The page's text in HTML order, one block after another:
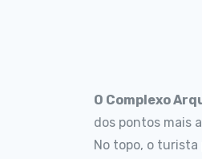
O Complexo
dos pontos mais
No topo, o turista